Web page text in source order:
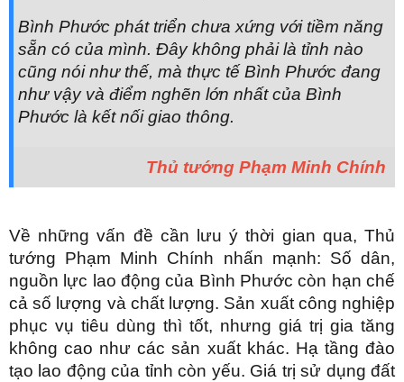
Bình Phước phát triển chưa xứng với tiềm năng
sẵn có của mình. Đây không phải là tỉnh nào
cũng nói như thế, mà thực tế Bình Phước đang
như vậy và điểm nghẽn lớn nhất của Bình
Phước là kết nối giao thông.
Thủ tướng Phạm Minh Chính
Về những vấn đề cần lưu ý thời gian qua, Thủ
tướng Phạm Minh Chính nhấn mạnh: Số dân,
nguồn lực lao động của Bình Phước còn hạn chế
cả số lượng và chất lượng. Sản xuất công nghiệp
phục vụ tiêu dùng thì tốt, nhưng giá trị gia tăng
không cao như các sản xuất khác. Hạ tầng đào
tạo lao động của tỉnh còn yếu. Giá trị sử dụng đất